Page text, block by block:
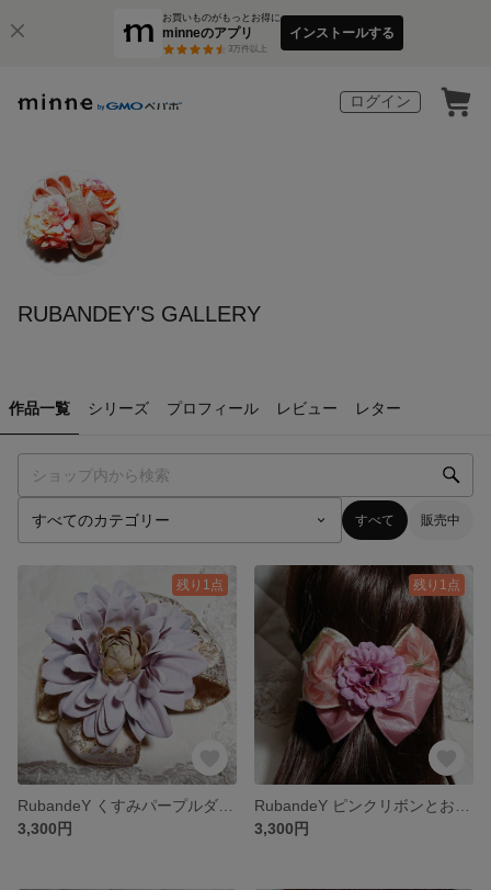
お買いものがもっとお得に
minneのアプリ
3万件以上
インストールする
ログイン
RUBANDEY'S GALLERY
作品一覧 シリーズ プロフィール レビュー レター
すべて 販売中
残り1点
3,300円
残り1点
3,300円